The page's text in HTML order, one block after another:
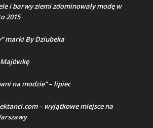
i barwy ziemi zdominowały modę w
2015
marki By Dziubeka
na modzie” – lipiec
– wyjątkowe miejsce na